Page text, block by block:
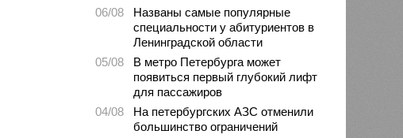
06/08
Названы самые популярные
специальности у абитуриентов в
Ленинградской области
05/08
В метро Петербурга может
появиться первый глубокий лифт
для пассажиров
04/08
На петербургских АЗС отменили
большинство ограничений